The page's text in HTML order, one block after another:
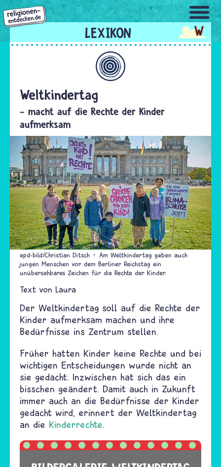
Direkt
zum
Inhalt
W
Weltkindertag
- macht auf die Rechte der Kinder
aufmerksam
epd-bild/Christian Ditsch
Am Weltkindertag geben auch
jungen Menschen vor dem Berliner Reichstag ein
unübersehbares Zeichen für die Rechte der Kinder.
Text von Laura
Der Weltkindertag soll auf die Rechte der
Kinder aufmerksam machen und ihre
Bedürfnisse ins Zentrum stellen.
Früher hatten Kinder keine Rechte und bei
wichtigen Entscheidungen wurde nicht an
sie gedacht. Inzwischen hat sich das ein
bisschen geändert. Damit auch in Zukunft
immer auch an die Bedürfnisse der Kinder
gedacht wird, erinnert der Weltkindertag
an die Kinderrechte.